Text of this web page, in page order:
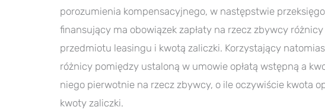
porozumienia kompensacyjnego, w następstwie
finansujący ma obowiązek zapłaty na rzecz zbywcy
przedmiotu leasingu i kwotą zaliczki. Korzystający
różnicy pomiędzy ustaloną w umowie opłatą wstępną a
niego pierwotnie na rzecz zbywcy, o ile oczywiście kwota
kwoty zaliczki.